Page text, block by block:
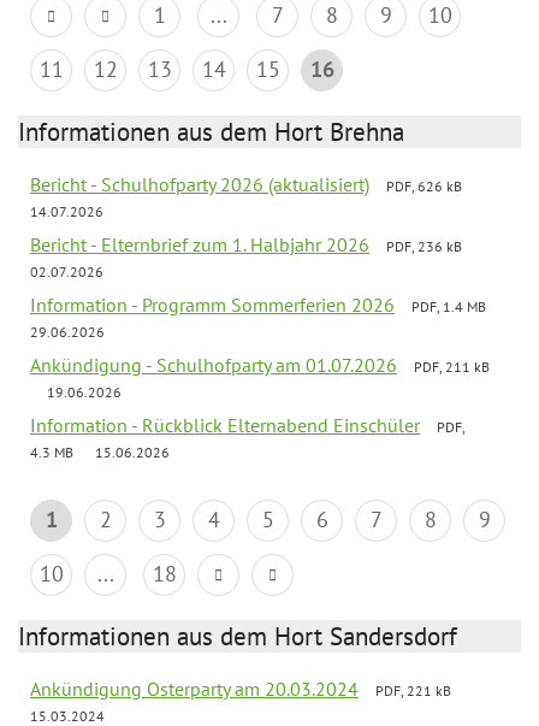
1 ... 7 8 9
10
11
12 13 14 15 16
Informationen aus dem Hort Brehna
Bericht - Schulhofparty 2026 (aktualisiert)
PDF, 626 kB
14.07.2026
Bericht - Elternbrief zum 1. Halbjahr 2026
PDF, 236 kB
02.07.2026
Information - Programm Sommerferien 2026
PDF, 1.4 MB
29.06.2026
Ankündigung - Schulhofparty am 01.07.2026
PDF, 211 kB
19.06.2026
Information - Rückblick Elternabend Einschüler
PDF,
4.3 MB
15.06.2026
1 2 3 4 5 6 7 8
9
10
... 18
Informationen aus dem Hort Sandersdorf
Ankündigung Osterparty am 20.03.2024
PDF, 221 kB
15.03.2024